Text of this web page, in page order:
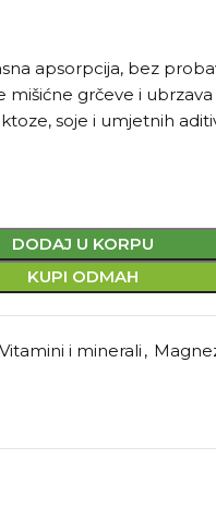
apsorpcija, bez
mišićne grčeve i
soje i umjetnih
DODAJ U KORPU
KUPI ODMAH
Vitamini i minerali ,